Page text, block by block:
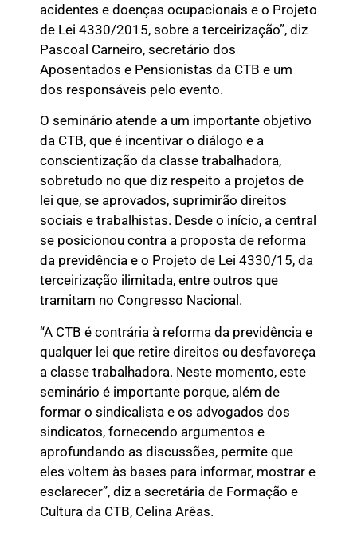
acidentes e doenças ocupacionais e o Projeto
de Lei 4330/2015, sobre a terceirização”, diz
Pascoal Carneiro, secretário dos
Aposentados e Pensionistas da CTB e um
dos responsáveis pelo evento.
O seminário atende a um importante objetivo
da CTB, que é incentivar o diálogo e a
conscientização da classe trabalhadora,
sobretudo no que diz respeito a projetos de
lei que, se aprovados, suprimirão direitos
sociais e trabalhistas. Desde o início, a central
se posicionou contra a proposta de reforma
da previdência e o Projeto de Lei 4330/15, da
terceirização ilimitada, entre outros que
tramitam no Congresso Nacional.
“A CTB é contrária à reforma da previdência e
qualquer lei que retire direitos ou desfavoreça
a classe trabalhadora. Neste momento, este
seminário é importante porque, além de
formar o sindicalista e os advogados dos
sindicatos, fornecendo argumentos e
aprofundando as discussões, permite que
eles voltem às bases para informar, mostrar e
esclarecer”, diz a secretária de Formação e
Cultura da CTB, Celina Arêas.